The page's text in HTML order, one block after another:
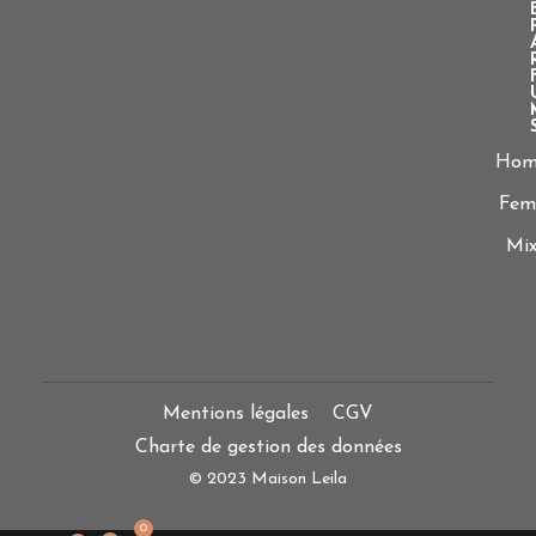
© 2023 Maison Leila
Mentions légales
CGV
Charte de gestion des données
0